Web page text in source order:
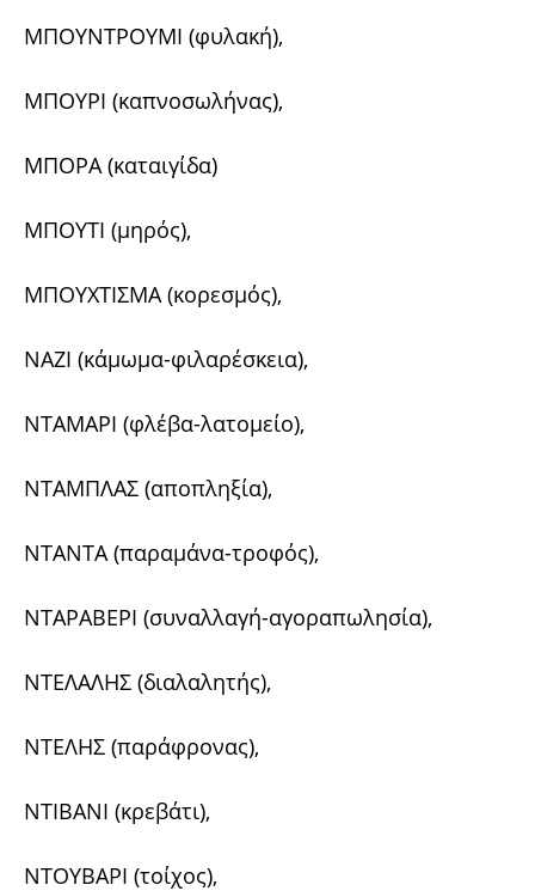
ΜΠΟΥΝΤΡΟΥΜΙ (φυλακή),
ΜΠΟΥΡΙ (καπνοσωλήνας),
ΜΠΟΡΑ (καταιγίδα)
ΜΠΟΥΤΙ (μηρός),
ΜΠΟΥΧΤΙΣΜΑ (κορεσμός),
ΝΑΖΙ (κάμωμα-φιλαρέσκεια),
ΝΤΑΜΑΡΙ (φλέβα-λατομείο),
ΝΤΑΜΠΛΑΣ (αποπληξία),
ΝΤΑΝΤΑ (παραμάνα-τροφός),
ΝΤΑΡΑΒΕΡΙ (συναλλαγή-αγοραπωλησία),
ΝΤΕΛΑΛΗΣ (διαλαλητής),
ΝΤΕΛΗΣ (παράφρονας),
ΝΤΙΒΑΝΙ (κρεβάτι),
ΝΤΟΥΒΑΡΙ (τοίχος),